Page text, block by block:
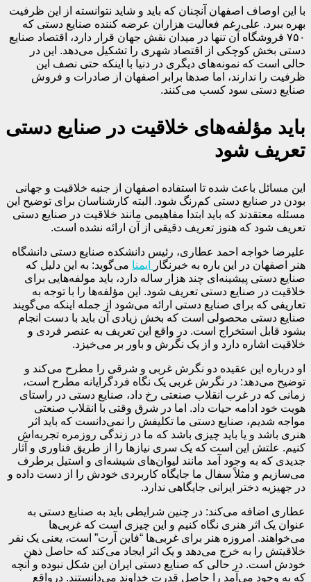
با این اوصاف اصفهان آنچنان که باید و شاید نتوانسته از این ظرفیت
بهره ببرد. علی‌رغم فعالیت هزاران عرضه کننده صنایع دستی که
۷۵۰ فروشگاه آن تنها در میدان نقش جهان قرار دارد، اقتصاد صنایع
دستی بخش کوچکی از اقتصاد شهری را تشکیل می‌دهد. این در
حالی است که نمونه‌های دیگری در دنیا با اینکه حتی نصف این
ظرفیت را ندارند، اما صدها برابر اصفهان از صادرات و فروش
صنایع دستی سود کسب می‌کنند.
باید مؤلفه‌های خلاقیت در صنایع دستی
تعریف شود
این مسائل باعث شده تا استفاده اصفهان از جنبه خلاقیت و جهانی
بودن در صنایع دستی کم‌رنگ شود. البته کارشناسان برای توضیح این
مسئله معتقدند که باید ابتدا مفاهیمی مانند خلاقیت در صنایع دستی
تعریف شود که هنوز تعریف دقیقی از آن ارائه نشده است.
علیرضا خواجه احمد عطاری، رئیس دانشکده صنایع دستی دانشگاه
هنر اصفهان در این باره به خبرنگار
ایمنا می‌گوید: به این دلیل که
صنایع دستی پیشینه‌ای چند هزار ساله دارد، باید مولفه‌هایی برای
خلاقیت در صنایع دستی تعریف شود. این مؤلفه‌ها را با توجه به
تعاریفی که برای صنایع دستی ارائه می‌شود از جمله اینکه می‌گویند
صنایع دستی محصولی است که بخش زیادی آن باید با دست انجام
بشود قابل استخراج است. در واقع این تعریف به عنصر فردی و
خلاقیت اشاره دارد و از یک نگرش و باور بر می‌خیزد.
او درباره این عقیده دو نگرش غربی و شرقی را مطرح می‌کند و
توضیح می‌دهد: در نگرش غربی یک نگاه فردگرایانه مطرح است،
زمانی که در غرب انقلاب صنعتی رخ داد، صنایع دستی در راستای
هویت خود ادامه حیات داد. اما در شرق وقتی با انقلاب صنعتی
مواجه شدیم، صنایع دستی ما تکلیفش را نمی‌دانست که باید اثر
هنری باشد و یا باید چیزی باشد که ما در زندگی روزمره تجربه‌اش
کنیم. علتش این است که یک سری نیازها را از طریق فناوری و آثار
جدیدی که به وجود آمد مانند لیوان‌های شیشه‌ای و استیل برطرف
می‌سازیم و مثلاً سفال ما جایگاه کاربردی خودش را از دست داده و
در جهیزیه دختر ایرانی جایگاهی ندارد.
عطاری اضافه می‌کند: در چنین شرایطی باید به صنایع دستی به
عنوان یک اثر هنری نگاه کنیم و این چیزی است که غربی‌ها
می‌خواهند. امروزه هنر برای غربی‌ها “فاین آرت” است، یعنی یک نفر
خلاقیتش را به خرج می‌دهد و یک اثر ایجاد می‌کند که حاصل ذهن
خودش است. در حالی که صنایع دستی ایران این شکل نبوده و آنچه
که به وجود می‌آمد را حاصل قدرت خداوند می‌دانستند. درواقع